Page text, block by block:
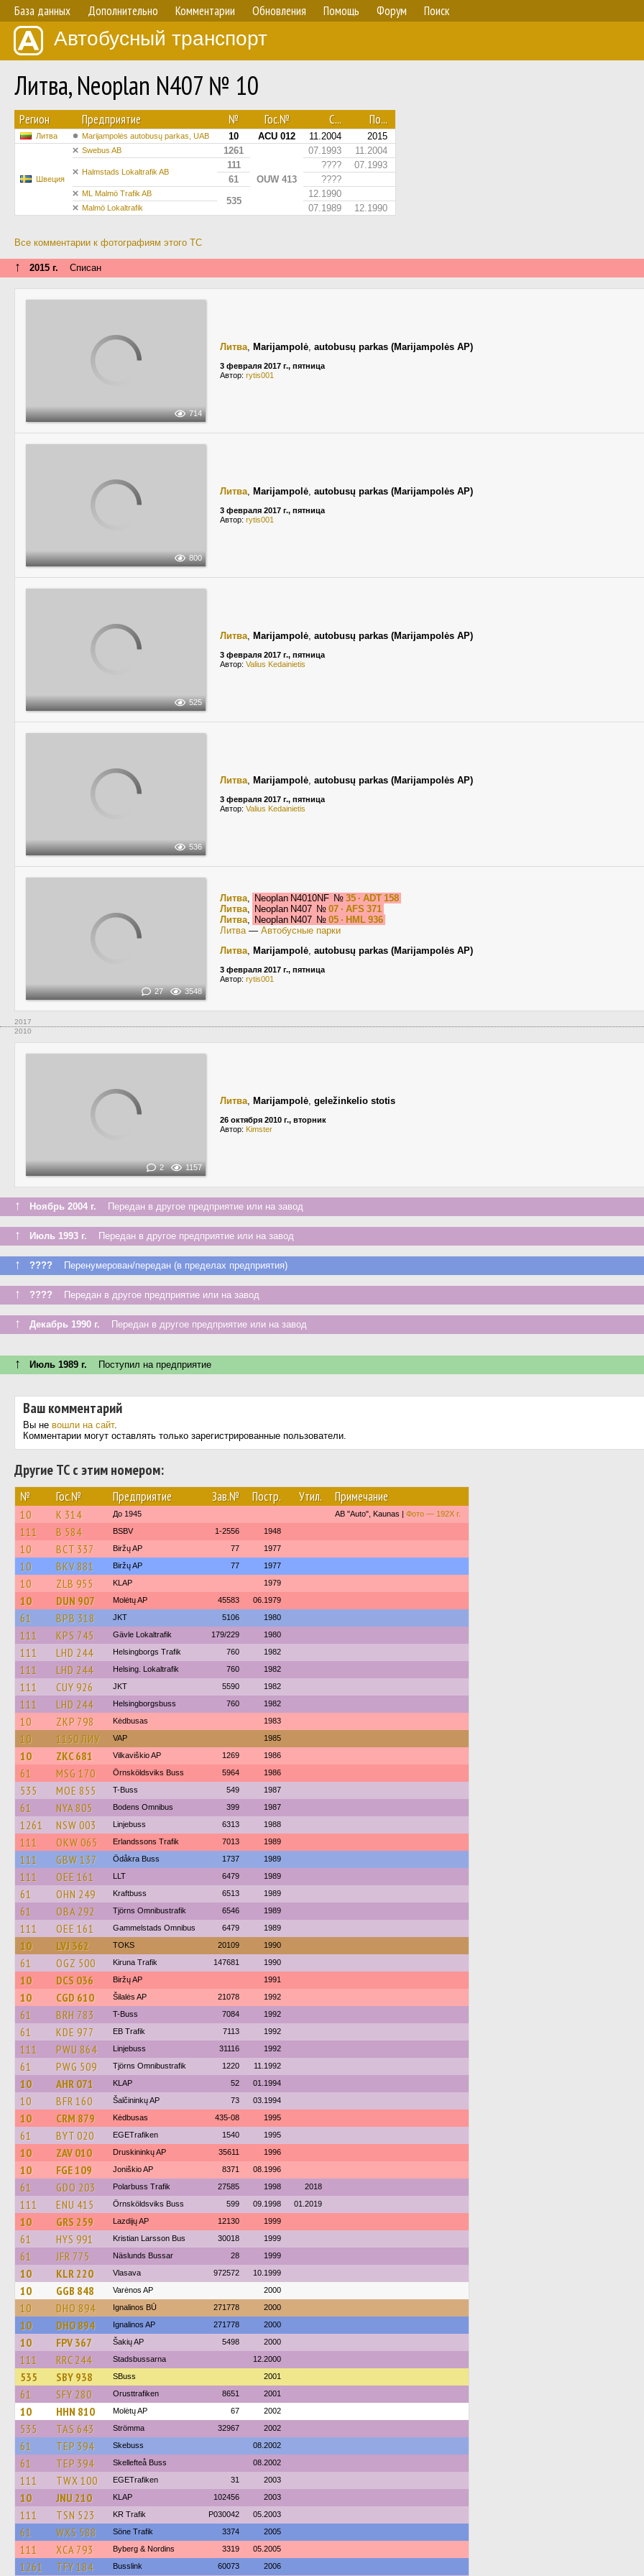
База данных Дополнительно Комментарии Обновления Помощь Форум Поиск
Автобусный транспорт
Литва, Neoplan N407 № 10
Регион Предприятие № Гос.№ С... По...
Литва Marijampolės autobusų parkas, UAB 10 ACU 012 11.2004 2015
Швеция
Swebus AB 1261
OUW 413
07.1993 11.2004
Halmstads Lokaltrafik AB
111 ????
07.1993
61
????
ML Malmö Trafik AB
535
12.1990
Malmö Lokaltrafik 07.1989 12.1990
Все комментарии к фотографиям этого ТС
↑ 2015 г. Списан
714
Литва, Marijampolė, autobusų parkas (Marijampolės AP)
3 февраля 2017 г., пятница
Автор: rytis001
800
Литва, Marijampolė, autobusų parkas (Marijampolės AP)
3 февраля 2017 г., пятница
Автор: rytis001
525
Литва, Marijampolė, autobusų parkas (Marijampolės AP)
3 февраля 2017 г., пятница
Автор: Valius Kedainietis
536
Литва, Marijampolė, autobusų parkas (Marijampolės AP)
3 февраля 2017 г., пятница
Автор: Valius Kedainietis
27 3548
Литва, Neoplan N4010NF № 35 · ADT 158
Литва, Neoplan N407 № 07 · AFS 371
Литва, Neoplan N407 № 05 · HML 936
Литва— Автобусные парки
Литва, Marijampolė, autobusų parkas (Marijampolės AP)
3 февраля 2017 г., пятница
Автор: rytis001
2017
2010
2 1157
Литва, Marijampolė, geležinkelio stotis
26 октября 2010 г., вторник
Автор: Kimster
↑ Ноябрь 2004 г. Передан в другое предприятие или на завод
↑ Июль 1993 г. Передан в другое предприятие или на завод
↑ ???? Перенумерован/передан (в пределах предприятия)
↑ ???? Передан в другое предприятие или на завод
↑ Декабрь 1990 г. Передан в другое предприятие или на завод
↑ Июль 1989 г. Поступил на предприятие
Ваш комментарий
Вы не вошли на сайт.
Комментарии могут оставлять только зарегистрированные пользователи.
Другие ТС с этим номером:
№ Гос.№ Предприятие Зав.№ Постр. Утил. Примечание
10 K 314 До 1945 AB "Auto", Kaunas | Фото — 192X г.
111 B 584 BSBV 1-2556 1948
10 BCT 337 Biržų AP 77 1977
10 BKV 881 Biržų AP 77 1977
10 ZLB 955 KLAP 1979
10 DUN 907 Molėtų AP 45583 06.1979
61 BPB 318 JKT 5106 1980
111 KPS 745 Gävle Lokaltrafik 179/229 1980
111 LHD 244 Helsingborgs Trafik 760 1982
111 LHD 244 Helsing. Lokaltrafik 760 1982
111 CUY 926 JKT 5590 1982
111 LHD 244 Helsingborgsbuss 760 1982
10 ZKP 798 Kėdbusas 1983
10 1150 ЛИУ VAP 1985
10 ZKC 681 Vilkaviškio AP 1269 1986
61 MSG 170 Örnsköldsviks Buss 5964 1986
535 MOE 855 T-Buss 549 1987
61 NYA 805 Bodens Omnibus 399 1987
1261 NSW 003 Linjebuss 6313 1988
111 OKW 065 Erlandssons Trafik 7013 1989
111 GBW 137 Ödåkra Buss 1737 1989
111 OEE 161 LLT 6479 1989
61 OHN 249 Kraftbuss 6513 1989
61 OBA 292 Tjörns Omnibustrafik 6546 1989
111 OEE 161 Gammelstads Omnibus 6479 1989
10 LVJ 362 TOKS 20109 1990
61 OGZ 500 Kiruna Trafik 147681 1990
10 DCS 036 Biržų AP 1991
10 CGD 610 Šilalės AP 21078 1992
61 BRH 783 T-Buss 7084 1992
61 KDE 977 EB Trafik 7113 1992
111 PWU 864 Linjebuss 31116 1992
61 PWG 509 Tjörns Omnibustrafik 1220 11.1992
10 AHR 071 KLAP 52 01.1994
10 BFR 160 Šalčininkų AP 73 03.1994
10 CRM 879 Kėdbusas 435-08 1995
61 BYT 020 EGETrafiken 1540 1995
10 ZAV 010 Druskininkų AP 35611 1996
10 FGE 109 Joniškio AP 8371 08.1996
61 GDO 203 Polarbuss Trafik 27585 1998 2018
111 ENU 415 Örnsköldsviks Buss 599 09.1998 01.2019
10 GRS 259 Lazdijų AP 12130 1999
61 HYS 991 Kristian Larsson Bus 30018 1999
61 JFR 775 Näslunds Bussar 28 1999
10 KLR 220 Vlasava 972572 10.1999
10 GGB 848 Varėnos AP 2000
10 DHO 894 Ignalinos BŪ 271778 2000
10 DHO 894 Ignalinos AP 271778 2000
10 FPV 367 Šakių AP 5498 2000
111 RRC 244 Stadsbussarna 12.2000
535 SBY 938 SBuss 2001
61 SFY 280 Orusttrafiken 8651 2001
10 HHN 810 Molėtų AP 67 2002
535 TAS 643 Strömma 32967 2002
61 TEP 394 Skebuss 08.2002
61 TEP 394 Skellefteå Buss 08.2002
111 TWX 100 EGETrafiken 31 2003
10 JNU 210 KLAP 102456 2003
111 TSN 523 KR Trafik P030042 05.2003
61 WXS 588 Söne Trafik 3374 2005
111 XCA 793 Byberg & Nordins 3319 05.2005
1261 TFY 184 Busslink 60073 2006